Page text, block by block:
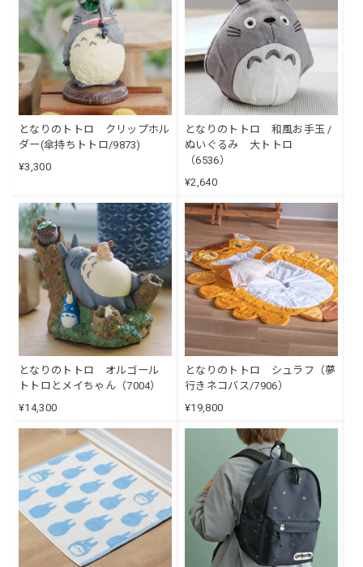
となりのトトロ クリップホル
ダー(傘持ちトトロ/9873)
¥3,300
となりのトトロ 和風お手玉 /
ぬいぐるみ 大トトロ
（6536）
¥2,640
となりのトトロ オルゴール
トトロとメイちゃん（7004）
¥14,300
となりのトトロ シュラフ（夢
行きネコバス/7906）
¥19,800